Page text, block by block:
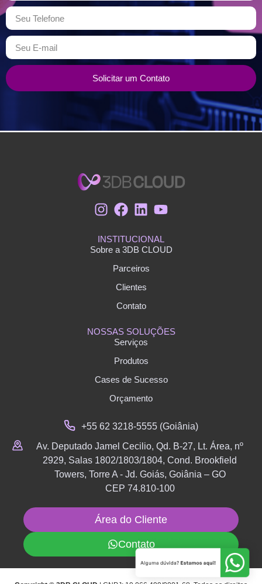
Solicitar um Contato
INSTITUCIONAL
Sobre a 3DB CLOUD
Parceiros
Clientes
Contato
NOSSAS SOLUÇÕES
Serviços
Produtos
Cases de Sucesso
Orçamento
+55 62 3218-5555 (Goiânia)
Av. Deputado Jamel Cecilio, Qd. B-27, Lt. Área, nº
2929, Salas 1802/1803/1804, Cond. Brookfield
Towers, Torre A - Jd. Goiás, Goiânia – GO
CEP 74.810-100
Área do Cliente
Contato